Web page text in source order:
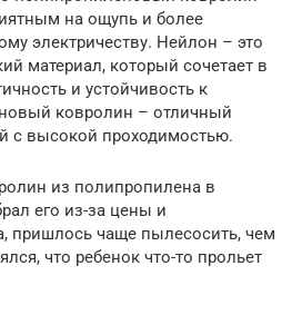
на ощупь и более
электричеству. Нейлон – это
материал, который сочетает в
и устойчивость к
ковролин – отличный
с высокой проходимостью.
из полипропилена в
его из-за цены и
пришлось чаще пылесосить, чем
что ребенок что-то прольет